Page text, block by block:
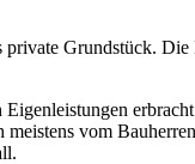
Grundstück. Die
vom